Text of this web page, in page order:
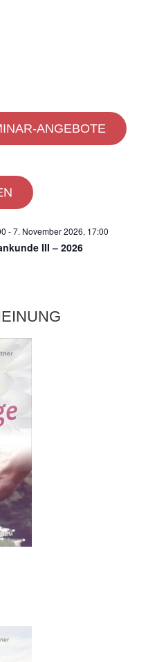
ANGEBOTE
-7. November 2026, 17:00
III – 2026